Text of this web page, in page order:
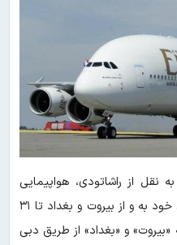
نقل از راشاتودی، هواپیمایی
امارات اعلام کرد که تعلیق پروازهای خود به و از بیروت و بغداد تا ۳۱
و «بغداد» از طریق دبی